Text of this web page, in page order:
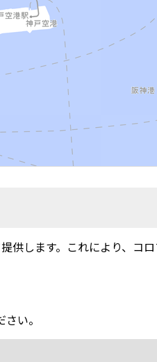
供します。これにより、コ
い。